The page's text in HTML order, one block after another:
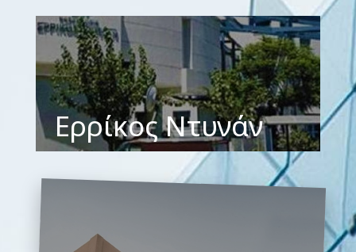
Mediterraneo
Hospital